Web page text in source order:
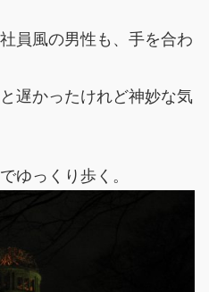
員風の男性も、手を合わ
遅かったけれど神妙な気
ゆっくり歩く。